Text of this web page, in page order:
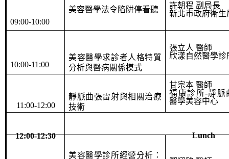
09:00-10:00
美容醫學法令陷阱停看聽
許朝程 副局長
新北市政府衛生
10:00-11:00
美容醫學求診者人格特質
分析與醫病關係模式
張立人 醫師
欣漾自然醫學診
11:00-12:00
靜脈曲張雷射與相關治療
技術
甘宗本 醫師
福康診所-靜脈
醫學美容中心
12:00-12:30 Lunch
美容醫學診所經營分析：